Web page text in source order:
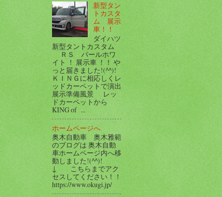
新型タン
トカスタ
ム 展示
車！！
ダイハツ
新型タントカスタム
ＲＳ パールホワ
イト ！ 展示車 ！！ や
っと届きました!(^^)!
ＫＩＮＧに相応しくレ
ッドカーペットで演出
展示準備風景 レッ
ドカーペットから
KING of ...
ホームページへ
奥木自動車 奥木雅範
のブログは 奥木自動
車ホームページ内へ移
動しました!(^^)!
↓ こちらまでアク
セスしてください！！
https://www.okugi.jp/